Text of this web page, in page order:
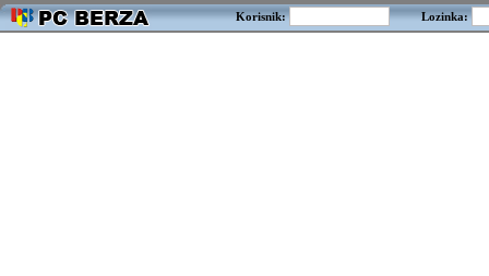
Korisnik: Lozinka: